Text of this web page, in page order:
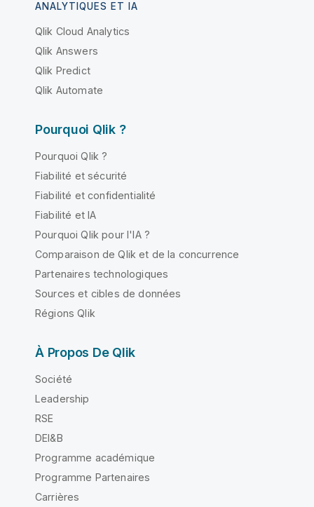
ANALYTIQUES ET IA
Qlik Cloud Analytics
Qlik Answers
Qlik Predict
Qlik Automate
Pourquoi Qlik ?
Pourquoi Qlik ?
Fiabilité et sécurité
Fiabilité et confidentialité
Fiabilité et IA
Pourquoi Qlik pour l'IA ?
Comparaison de Qlik et de la concurrence
Partenaires technologiques
Sources et cibles de données
Régions Qlik
À Propos De Qlik
Société
Leadership
RSE
DEI&B
Programme académique
Programme Partenaires
Carrières